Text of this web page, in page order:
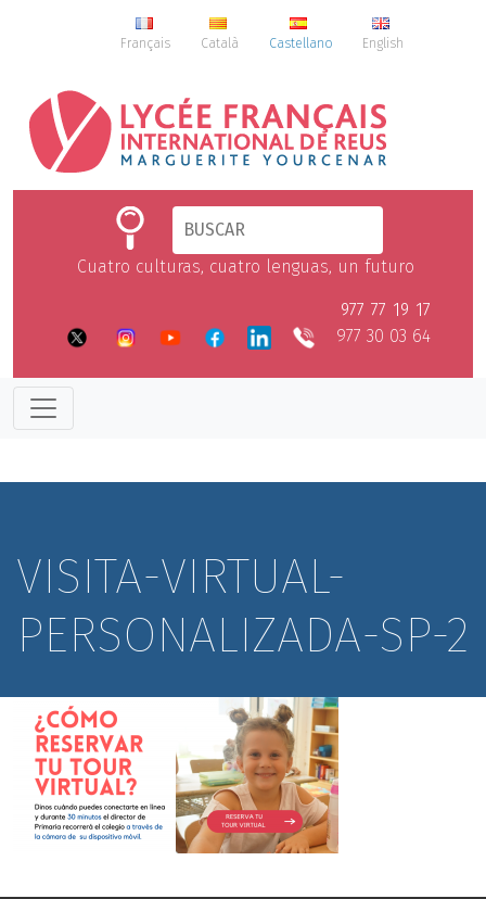
Français Català Castellano English
Cuatro culturas, cuatro lenguas, un futuro
977 77 19 17
977 30 03 64
VISITA-VIRTUAL-
PERSONALIZADA-SP-2